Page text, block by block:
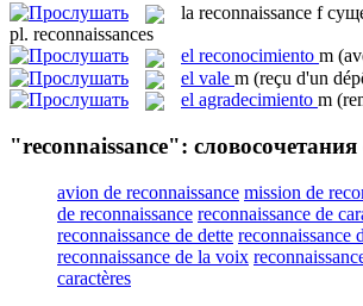
la reconnaissance f
pl. reconnaissances
el reconocimiento m
el vale m (reçu d'un
el agradecimiento m
"reconnaissance": словосочетания
avion de reconnaissance mission de
de reconnaissance reconnaissance de
reconnaissance de dette reconnaissance
reconnaissance de la voix
caractères